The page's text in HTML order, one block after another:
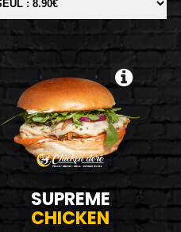
SUPREME
CHICKEN